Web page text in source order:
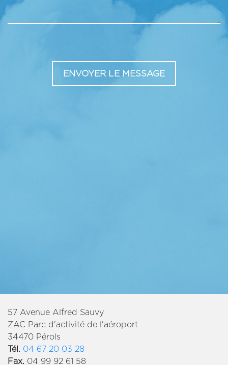
ENVOYER LE MESSAGE
57 Avenue Alfred Sauvy
ZAC Parc d'activité de l'aéroport
34470 Pérols
Tél. 04 67 20 03 28
Fax. 04 99 92 61 58